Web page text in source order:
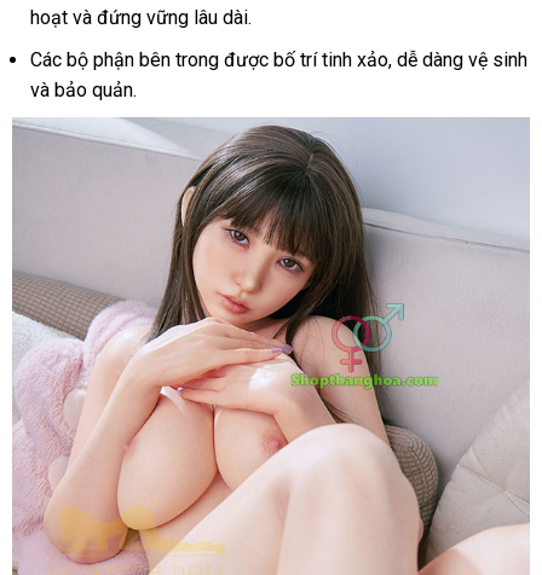
hoạt và đứng vững lâu dài.
Các bộ phận bên trong được bố trí tinh xảo, dễ dàng vệ sinh
và bảo quản.